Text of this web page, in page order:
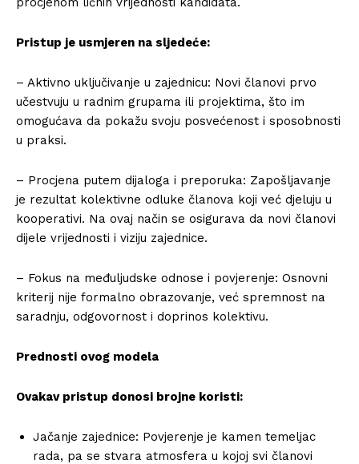
Pristup je usmjeren na sljedeće:
– Aktivno uključivanje u zajednicu: Novi članovi prvo
učestvuju u radnim grupama ili projektima, što im
omogućava da pokažu svoju posvećenost i sposobnosti
u praksi.
– Procjena putem dijaloga i preporuka: Zapošljavanje
je rezultat kolektivne odluke članova koji već djeluju u
kooperativi. Na ovaj način se osigurava da novi članovi
dijele vrijednosti i viziju zajednice.
– Fokus na međuljudske odnose i povjerenje: Osnovni
kriterij nije formalno obrazovanje, već spremnost na
saradnju, odgovornost i doprinos kolektivu.
Prednosti ovog modela
Ovakav pristup donosi brojne koristi:
Jačanje zajednice: Povjerenje je kamen temeljac
rada, pa se stvara atmosfera u kojoj svi članovi